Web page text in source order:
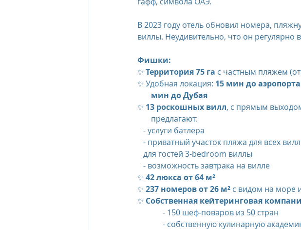
The Oberoi Dubai, UAE The Oberoi Philae, Egypt
The Oberoi, Marrakech InterContinental Phuket
Al Zorah Beach Resort
В 2023 году отель обновил номера,
виллы. Неудивительно, что он регулярно
Фишки:
✨ Территория 75 га с частным пляжем
✨ Удобная локация: 15 мин до
       мин до Дубая
✨ 13 роскошных вилл, с прямым
       предлагают:
   - услуги батлера
   для гостей 3-bedroom виллы
   - возможность завтрака на вилле
✨ 42 люкса от 64 м²
✨ 237 номеров от 26 м² с видом на море
✨ Собственная кейтеринговая
   - 150 шеф-поваров из 50 стран
- собственную кулинарную